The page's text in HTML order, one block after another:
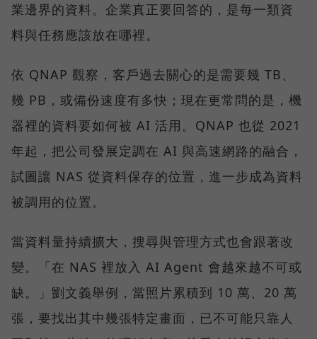
業邊界的資料。企業真正要回答的，是每一類資
料與任務應該放在哪裡。
依 QNAP 觀察，客戶過去關心的是需要幾 TB、
幾 PB，或備份速度有多快；現在更常問的是，機
器裡的資料要如何被 AI 活用。QNAP 也從 2021
年起，把公司發展定調在 AI 與高速網路的融合，
試圖讓 NAS 從資料保存的位置，進一步成為資料
被調用的位置。
當資料量持續擴大，搜尋與管理方式也會跟著改
變。「在 NAS 裡放入 AI Agent 會越來越不可或
缺。」劉文義舉例，當照片累積到 10 萬、20 萬
張，要找出其中幾張特定畫面，已不可能只靠人